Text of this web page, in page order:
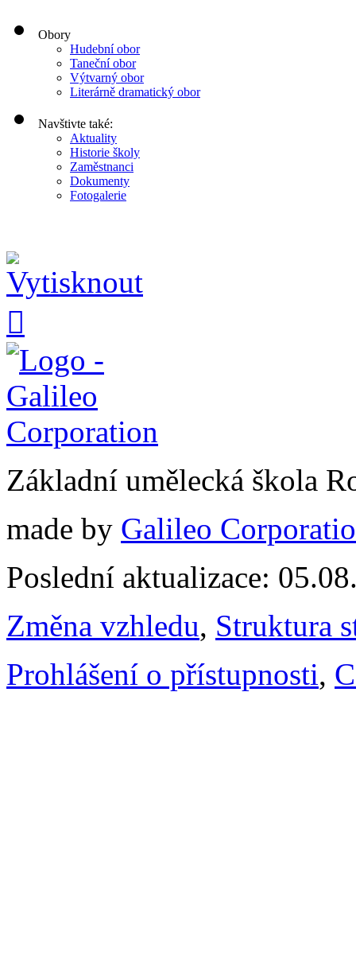
Obory
Hudební obor
Taneční obor
Výtvarný obor
Literárně dramatický obor
Navštivte také:
Aktuality
Historie školy
Zaměstnanci
Dokumenty
Fotogalerie

Základní umělecká škola
made by Galileo
Poslední aktualizace:
Změna vzhledu, Struktura
Prohlášení o přístupnosti,